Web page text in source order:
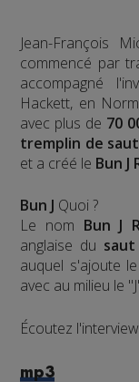
Jean-François
commencé par
accompagné
Hackett, en
avec plus de 70
tremplin de
et a créé le Bun J
Bun J Quoi ?
Le nom Bun J
anglaise du
auquel s'ajoute
avec au milieu le
Écoutez
mp3